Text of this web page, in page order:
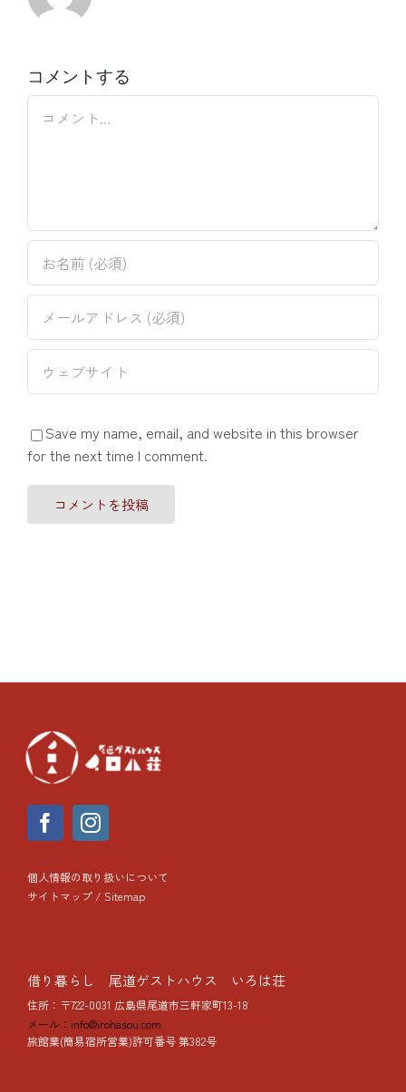
コメントする
Comment
Save my name, email, and website in this browser
for the next time I comment.
個人情報の取り扱いについて
サイトマップ / Sitemap
借り暮らし 尾道ゲストハウス いろは荘
住所：〒722-0031 広島県尾道市三軒家町13-18
メール：info@irohasou.com
旅館業(簡易宿所営業)許可番号 第382号